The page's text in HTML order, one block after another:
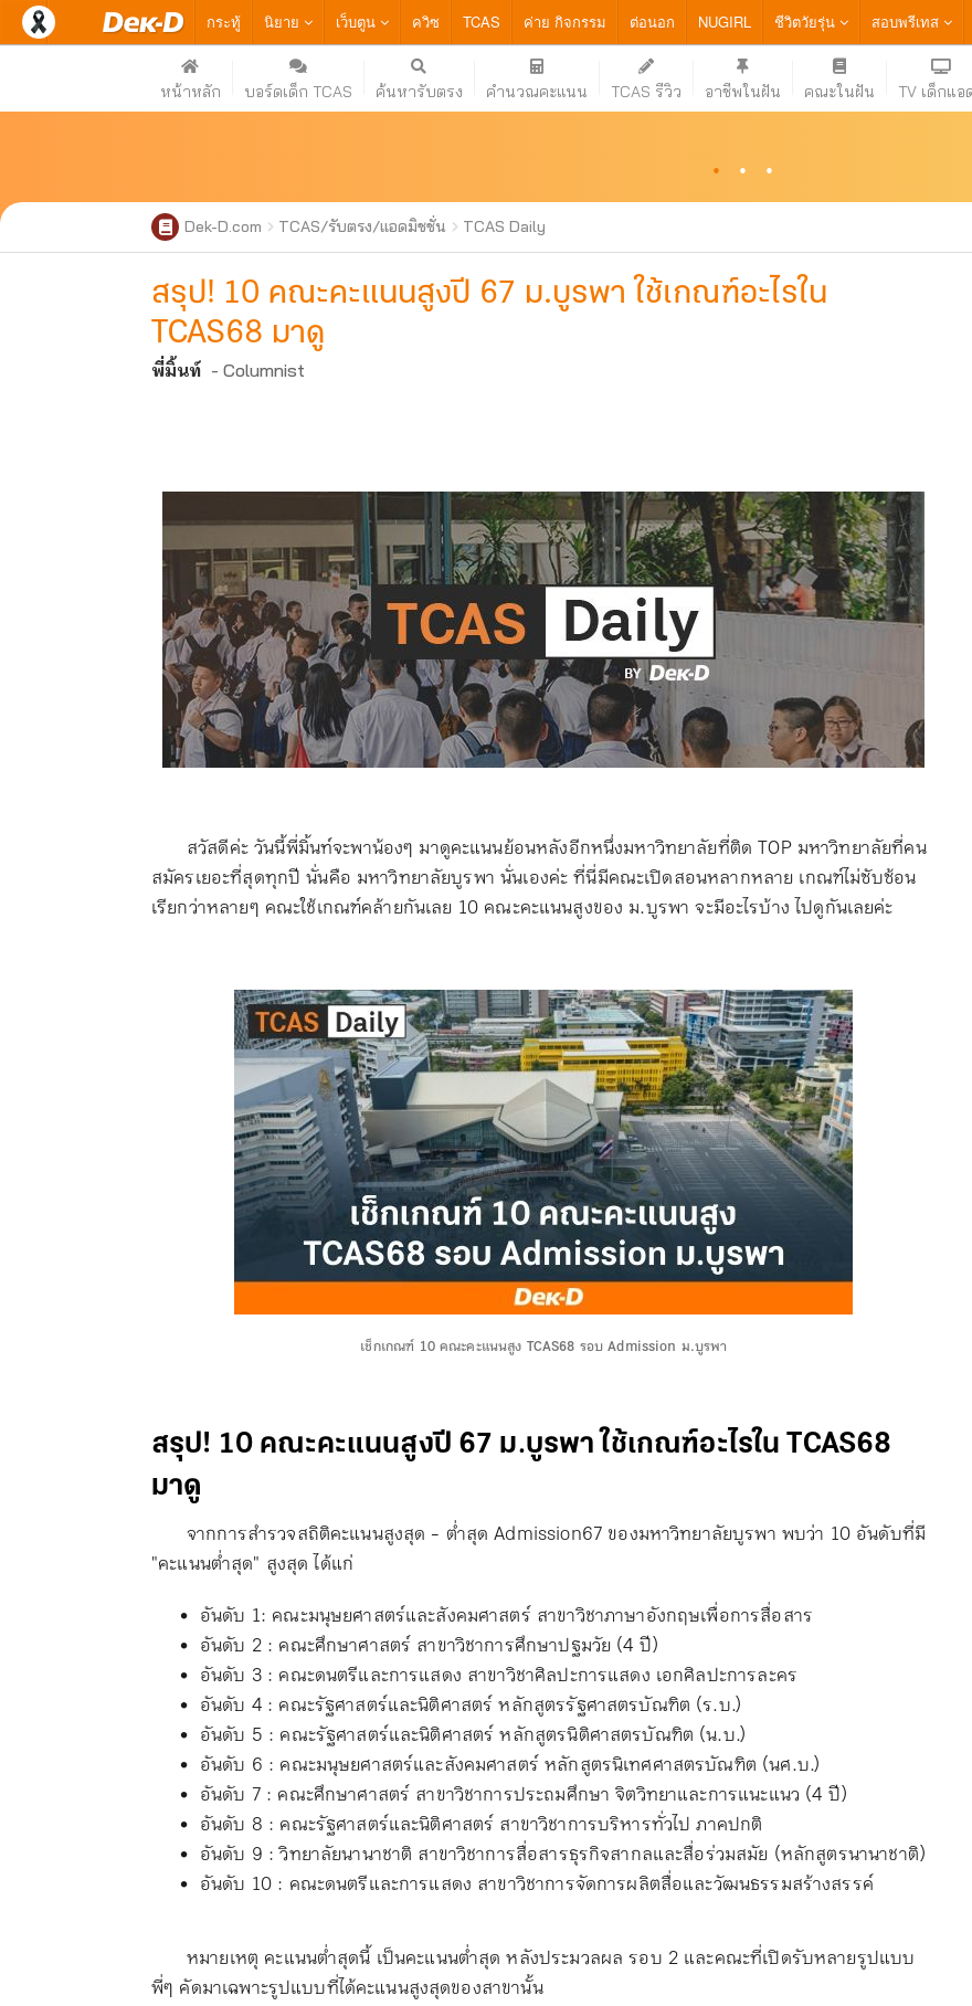
กระทู้ นิยาย เว็บตูน ควิซ TCAS ค่าย กิจกรรม ต่อนอก NUGIRL ชีวิตวัยรุ่น สอบพรีเทส
หน้าหลัก บอร์ดเด็ก TCAS ค้นหารับตรง คำนวณคะแนน TCAS รีวิว อาชีพในฝัน คณะในฝัน TV เด็กแอ
· · ·
Dek-D.com TCAS/รับตรง/แอดมิชชั่น TCAS Daily
สรุป! 10 คณะคะแนนสูงปี 67 ม.บูรพา ใช้เกณฑ์อะไรใน
TCAS68 มาดู
พี่มิ้นท์ - Columnist
สวัสดีค่ะ วันนี้พี่มิ้นท์จะพาน้องๆ มาดูคะแนนย้อนหลังอีกหนึ่งมหาวิทยาลัยที่ติด TOP มหาวิทยาลัยที่คน
สมัครเยอะที่สุดทุกปี นั่นคือ มหาวิทยาลัยบูรพา นั่นเองค่ะ ที่นี่มีคณะเปิดสอนหลากหลาย เกณฑ์ไม่ซับซ้อน
เรียกว่าหลายๆ คณะใช้เกณฑ์คล้ายกันเลย 10 คณะคะแนนสูงของ ม.บูรพา จะมีอะไรบ้าง ไปดูกันเลยค่ะ
เช็กเกณฑ์ 10 คณะคะแนนสูง TCAS68 รอบ Admission ม.บูรพา
สรุป! 10 คณะคะแนนสูงปี 67 ม.บูรพา ใช้เกณฑ์อะไรใน TCAS68
มาดู
จากการสำรวจสถิติคะแนนสูงสุด - ต่ำสุด Admission67 ของมหาวิทยาลัยบูรพา พบว่า 10 อันดับที่มี
"คะแนนต่ำสุด" สูงสุด ได้แก่
อันดับ 1: คณะมนุษยศาสตร์และสังคมศาสตร์ สาขาวิชาภาษาอังกฤษเพื่อการสื่อสาร
อันดับ 2 : คณะศึกษาศาสตร์ สาขาวิชาการศึกษาปฐมวัย (4 ปี)
อันดับ 3 : คณะดนตรีและการแสดง สาขาวิชาศิลปะการแสดง เอกศิลปะการละคร
อันดับ 4 : คณะรัฐศาสตร์และนิติศาสตร์ หลักสูตรรัฐศาสตรบัณฑิต (ร.บ.)
อันดับ 5 : คณะรัฐศาสตร์และนิติศาสตร์ หลักสูตรนิติศาสตรบัณฑิต (น.บ.)
อันดับ 6 : คณะมนุษยศาสตร์และสังคมศาสตร์ หลักสูตรนิเทศศาสตรบัณฑิต (นศ.บ.)
อันดับ 7 : คณะศึกษาศาสตร์ สาขาวิชาการประถมศึกษา จิตวิทยาและการแนะแนว (4 ปี)
อันดับ 8 : คณะรัฐศาสตร์และนิติศาสตร์ สาขาวิชาการบริหารทั่วไป ภาคปกติ
อันดับ 9 : วิทยาลัยนานาชาติ สาขาวิชาการสื่อสารธุรกิจสากลและสื่อร่วมสมัย (หลักสูตรนานาชาติ)
อันดับ 10 : คณะดนตรีและการแสดง สาขาวิชาการจัดการผลิตสื่อและวัฒนธรรมสร้างสรรค์
หมายเหตุ คะแนนต่ำสุดนี้ เป็นคะแนนต่ำสุด หลังประมวลผล รอบ 2 และคณะที่เปิดรับหลายรูปแบบ
พี่ๆ คัดมาเฉพาะรูปแบบที่ได้คะแนนสูงสุดของสาขานั้น